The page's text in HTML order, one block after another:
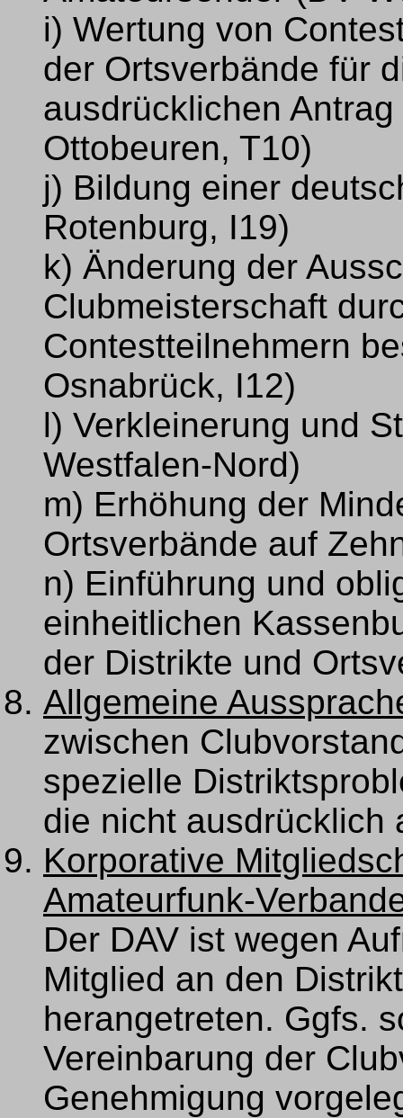
i) Wertung von
der Ortsverbände für
ausdrücklichen
Ottobeuren, T10)
j) Bildung einer
Rotenburg, I19)
k) Änderung der
Clubmeisterschaft
Contestteilnehmern
Osnabrück, I12)
l) Verkleinerung und
Westfalen-Nord)
m) Erhöhung der
Ortsverbände auf
n) Einführung und
einheitlichen
der Distrikte und
Allgemeine
zwischen
spezielle
die nicht ausdrücklich
Korporative
Amateurfunk-
Der DAV ist wegen
Mitglied an den
herangetreten. Ggfs.
Vereinbarung der
Genehmigung